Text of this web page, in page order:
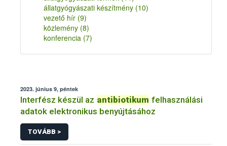
állatgyógyászati készítmény (10)
vezető hír (9)
közlemény (8)
konferencia (7)
2023. június 9, péntek
Interfész készül az antibiotikum felhasználási
adatok elektronikus benyújtásához
TOVÁBB >